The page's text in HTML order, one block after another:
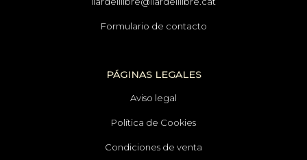
Formulario de contacto
PÁGINAS LEGALES
Aviso legal
Política de Cookies
Condiciones de venta